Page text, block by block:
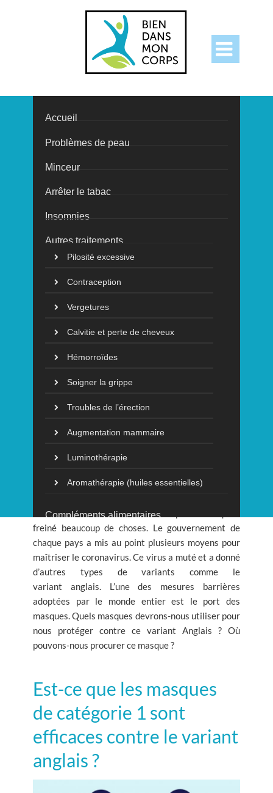

Accueil
Problèmes de peau
Minceur
Arrêter le tabac
Insomnies
Autres traitements
Pilosité excessive
Contraception
Vergetures
Calvitie et perte de cheveux
Hémorroïdes
Soigner la grippe
Troubles de l’érection
Augmentation mammaire
Luminothérapie
Aromathérapie (huiles essentielles)
Compléments alimentaires
Les masques
de catégorie 1
contre le variant
anglais
Le monde actuel traverse une crise sanitaire qui a
cette terre. Le covid-19 est une pandémie qui a
freiné beaucoup de choses. Le gouvernement de
chaque pays a mis au point plusieurs moyens pour
maîtriser le coronavirus. Ce virus a muté et a donné
d’autres types de variants comme le
variant anglais. L’une des mesures barrières
adoptées par le monde entier est le port des
masques. Quels masques devrons-nous utiliser pour
nous protéger contre ce variant Anglais ? Où
pouvons-nous procurer ce masque ?
Est-ce que les masques
de catégorie 1 sont
efficaces contre le variant
anglais ?